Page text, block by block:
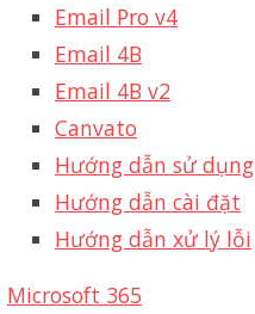
Email Pro v4
Email 4B
Email 4B v2
Canvato
Hướng dẫn sử dụng
Hướng dẫn cài đặt
Hướng dẫn xử lý lỗi
Microsoft 365